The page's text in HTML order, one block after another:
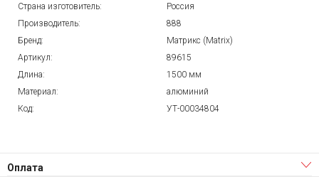
Страна изготовитель:
Россия
Производитель:
888
Бренд:
Матрикс (Matrix)
Артикул:
89615
Длина:
1500 мм
Материал:
алюминий
Код:
УТ-00034804
Оплата